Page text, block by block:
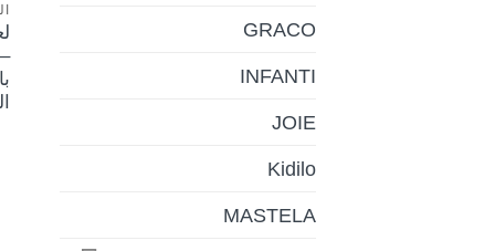
GRACO
INFANTI
JOIE
Kidilo
MASTELA